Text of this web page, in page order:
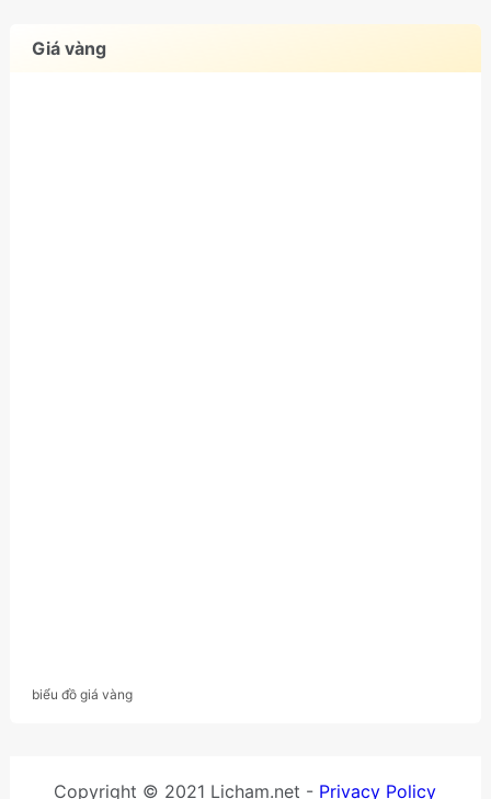
Giá vàng
biểu đồ giá vàng
Copyright © 2021 Licham.net - Privacy Policy